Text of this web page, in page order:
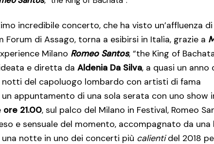
incredibile concerto, che ha visto un’affluenza
Forum di Assago, torna a esibirsi in Italia, grazie a
Milano Romeo Santos, “the King of
e diretta da Aldenia Da Silva, a quasi un anno
notti del capoluogo lombardo con artisti di fama
appuntamento di una sola serata con uno show
ore 21.00, sul palco del Milano in Festival, Romeo
e sensuale del momento, accompagnato da una
notte in uno dei concerti più calientidel 2018